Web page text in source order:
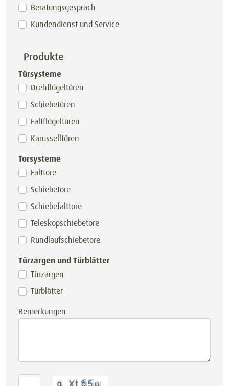
Beratungsgespräch
Kundendienst und Service
Produkte
Türsysteme
Drehflügeltüren
Schiebetüren
Faltflügeltüren
Karusselltüren
Torsysteme
Falttore
Schiebetore
Schiebefalttore
Teleskopschiebetore
Rundlaufschiebetore
Türzargen und Türblätter
Türzargen
Türblätter
Bemerkungen